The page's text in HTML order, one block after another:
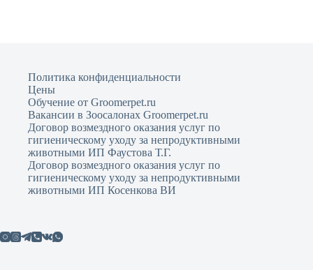
Политика конфиденциальности
Цены
Обучение от Groomerpet.ru
Вакансии в Зоосалонах Groomerpet.ru
Договор возмездного оказания услуг по
гигиеническому уходу за непродуктивными
животными ИП Фаустова Т.Г.
Договор возмездного оказания услуг по
гигиеническому уходу за непродуктивными
животными ИП Косенкова ВИ